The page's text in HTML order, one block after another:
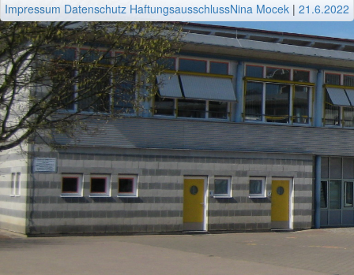
Impressum Datenschutz HaftungsausschlussNina Mocek | 21.6.2022